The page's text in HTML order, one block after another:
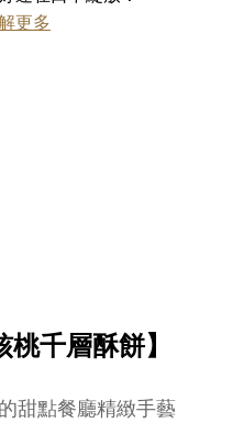
更多
千層酥餅】
甜點餐廳精緻手藝